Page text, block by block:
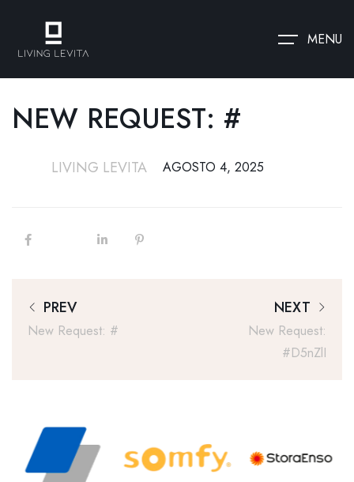
MENU
NEW REQUEST: #
LIVING LEVITA AGOSTO 4, 2025
PREV
New Request: #
NEXT
New Request:
#d5nZlI